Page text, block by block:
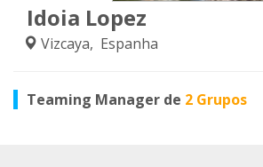
Idoia Lopez
Vizcaya, Espanha
Teaming Manager de 2 Grupos